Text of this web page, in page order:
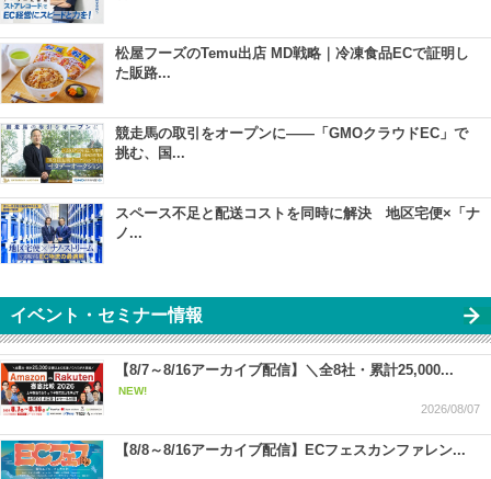
松屋フーズのTemu出店 MD戦略｜冷凍食品ECで証明し
た販路...
競走馬の取引をオープンに――「GMOクラウドEC」で
挑む、国...
スペース不足と配送コストを同時に解決 地区宅便×「ナ
ノ...
イベント・セミナー情報
【8/7～8/16アーカイブ配信】＼全8社・累計25,000...
NEW!
2026/08/07
【8/8～8/16アーカイブ配信】ECフェスカンファレン...